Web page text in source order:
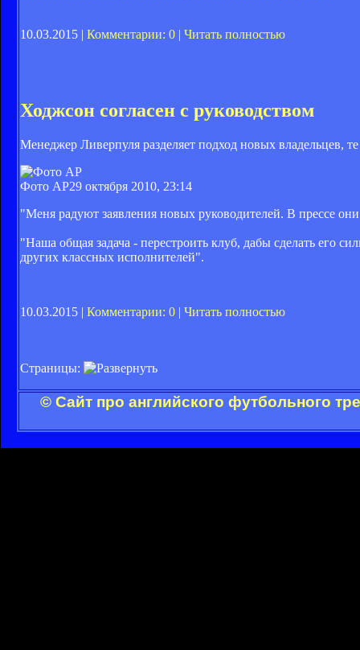
10.03.2015 | Комментарии: 0 | Читать полностью
Ходжсон согласен с руководством
Менеджер Ливерпуля разделяет подход новых владельцев,
Фото AP29 октября 2010, 23:14
"Меня радуют заявления новых руководителей. В прессе
"Наша общая задача - перестроить клуб, дабы сделать его
других классных исполнителей".
10.03.2015 | Комментарии: 0 | Читать полностью
Страницы:
© Сайт про английского футбольного